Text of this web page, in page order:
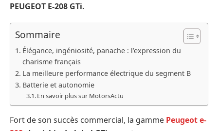
PEUGEOT E-208 GTi.
Sommaire
Élégance, ingéniosité, panache : l’expression du
charisme français
La meilleure performance électrique du segment B
Batterie et autonomie
En savoir plus sur MotorsActu
Fort de son succès commercial, la gamme Peugeot e-